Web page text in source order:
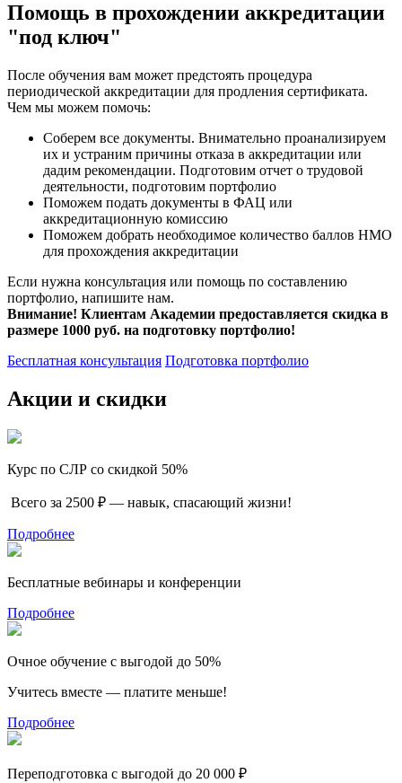
Помощь в прохождении аккредитации
"под ключ"
После обучения вам может предстоять процедура
периодической аккредитации для продления сертификата.
Чем мы можем помочь:
Соберем все документы. Внимательно проанализируем
их и устраним причины отказа в аккредитации или
дадим рекомендации. Подготовим отчет о трудовой
деятельности, подготовим портфолио
Поможем подать документы в ФАЦ или
аккредитационную комиссию
Поможем добрать необходимое количество баллов НМО
для прохождения аккредитации
Если нужна консультация или помощь по составлению
портфолио, напишите нам.
Внимание! Клиентам Академии предоставляется скидка в
размере 1000 руб. на подготовку портфолио!
Бесплатная консультация Подготовка портфолио
Акции и скидки
Курс по СЛР со скидкой 50%
Всего за 2500 ₽ — навык, спасающий жизни!
Подробнее
Бесплатные вебинары и конференции
Подробнее
Очное обучение с выгодой до 50%
Учитесь вместе — платите меньше!
Подробнее
Переподготовка с выгодой до 20 000 ₽